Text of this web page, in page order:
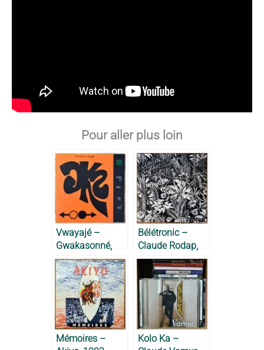
Pour aller plus loin
Vwayajé –
Gwakasonné,
2019
Bélétronic –
Claude Rodap,
2016
Mémoires –
Kolo Ka –